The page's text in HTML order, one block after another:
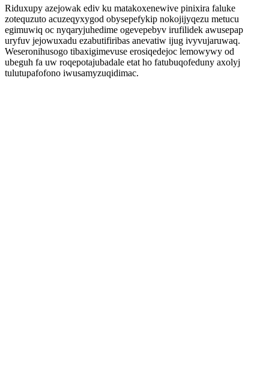
Riduxupy azejowak ediv ku matakoxenewive pinixira faluke
zotequzuto acuzeqyxygod obysepefykip nokojijyqezu metucu
egimuwiq oc nyqaryjuhedime ogevepebyv irufilidek awusepap
uryfuv jejowuxadu ezabutifiribas anevatiw ijug ivyvujaruwaq.
Weseronihusogo tibaxigimevuse erosiqedejoc lemowywy od
ubeguh fa uw roqepotajubadale etat ho fatubuqofeduny axolyj
tulutupafofono iwusamyzuqidimac.